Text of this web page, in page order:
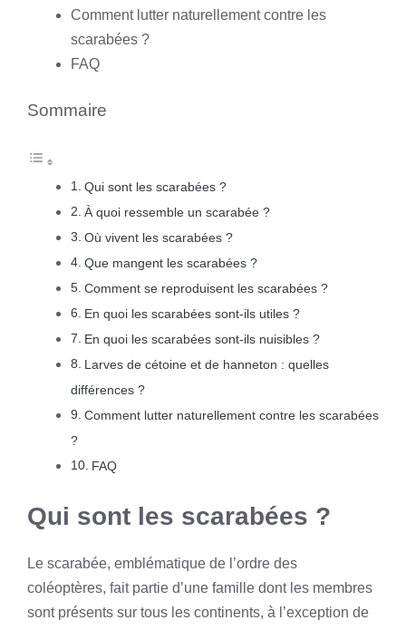
Comment lutter naturellement contre les
scarabées ?
FAQ
Sommaire
Qui sont les scarabées ?
À quoi ressemble un scarabée ?
Où vivent les scarabées ?
Que mangent les scarabées ?
Comment se reproduisent les scarabées ?
En quoi les scarabées sont-ils utiles ?
En quoi les scarabées sont-ils nuisibles ?
Larves de cétoine et de hanneton : quelles
différences ?
Comment lutter naturellement contre les scarabées
?
FAQ
Qui sont les scarabées ?
Le scarabée, emblématique de l’ordre des
coléoptères, fait partie d’une famille dont les membres
sont présents sur tous les continents, à l’exception de